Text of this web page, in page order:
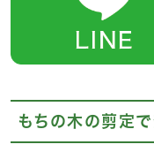
もちの木の剪定